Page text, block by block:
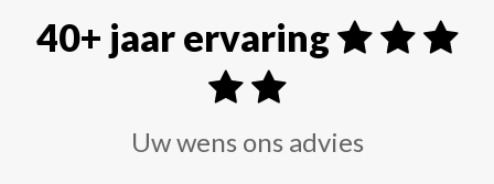
40+ jaar ervaring
Uw wens ons advies